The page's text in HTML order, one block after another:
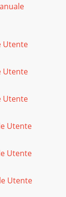
Utente
Utente
Utente
Utente
Utente
Utente